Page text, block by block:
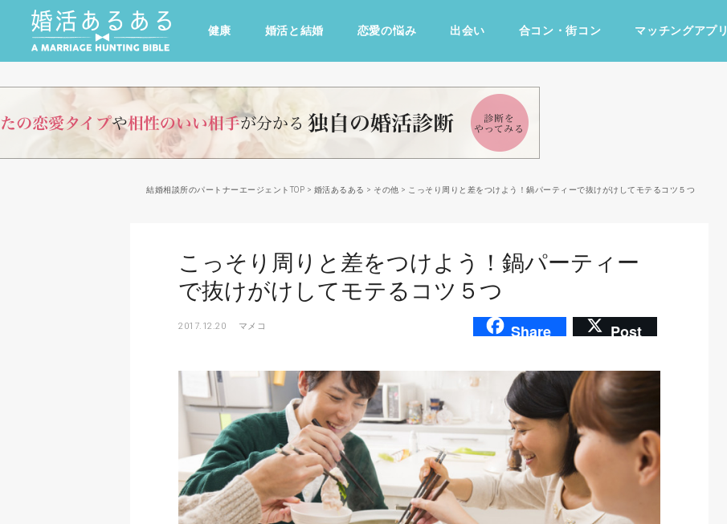
健康 婚活と結婚 恋愛の悩み 出会い 合コン・街コン マッチングアプリ
心の処方箋 カルチャー・トレンド・芸能
結婚相談所のパートナーエージェントTOP > 婚活あるある > その他 > こっそり周りと差をつけよう！鍋パーティーで抜けがけしてモテるコツ５つ
こっそり周りと差をつけよう！鍋パーティー
で抜けがけしてモテるコツ５つ
2017.12.20 マメコ Share Post